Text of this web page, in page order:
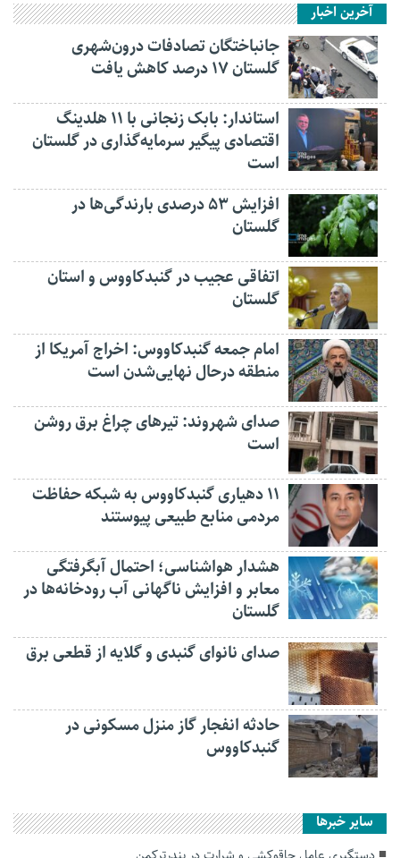
آخرین اخبار
جانباختگان تصادفات درون‌شهری
گلستان ۱۷ درصد کاهش یافت
استاندار: بابک زنجانی با ۱۱ هلدینگ
اقتصادی پیگیر سرمایه‌گذاری در گلستان
است
افزایش ۵۳ درصدی بارندگی‌ها در
گلستان
اتفاقی عجیب در‌ گنبدکاووس و استان
گلستان
امام جمعه گنبدکاووس: اخراج آمریکا از
منطقه درحال نهایی‌شدن است
صدای شهروند: تیرهای چراغ برق روشن
است
۱۱ دهیاری گنبدکاووس به شبکه حفاظت
مردمی منابع طبیعی پیوستند
هشدار هواشناسی؛ احتمال آبگرفتگی
معابر و افزایش ناگهانی آب رودخانه‌ها در
گلستان
صدای نانوای گنبدی و گلایه از قطعی برق
حادثه انفجار گاز منزل مسکونی در
گنبدکاووس
سایر خبرها